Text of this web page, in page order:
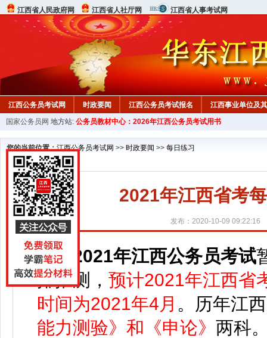
江西省人民政府网 江西省人社厅网 江西省人事考试网
江西公务员考试网 时政要闻 江西公务员考试报名 江西事业单位及
行测真题 在线咨询 教材中心
国家公务员网 地方站: 公务员教材中心：2026年江西公务员考试用书
您的当前位置：江西公务员考试网 >> 时政要闻 >> 每日练习
2021年江西省考
发布：2020-10-09 09:22:16
2021年江西公务员考试
排推测， 预计2021年江西省
时间为2021年4月 。历年江
能力测验》和《申论》 两科